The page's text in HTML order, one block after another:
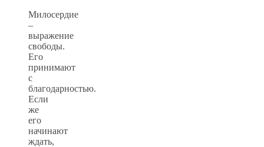
Милосердие
–
выражение
свободы.
Его
принимают
с
благодарностью.
Если
же
его
начинают
ждать,